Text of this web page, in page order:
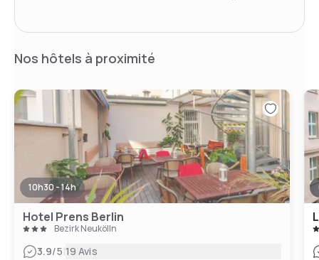
Nos hôtels à proximité
10h30 - 14h
Hotel Prens Berlin
Bezirk Neukölln
3.9/5|19 Avis